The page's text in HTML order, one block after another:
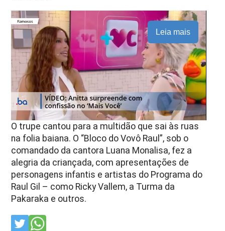
Leia mais
O trupe cantou para a multidão que sai às ruas
na folia baiana. O “Bloco do Vovô Raul”, sob o
comandado da cantora Luana Monalisa, fez a
alegria da criançada, com apresentações de
personagens infantis e artistas do Programa do
Raul Gil – como Ricky Vallem, a Turma da
Pakaraka e outros.